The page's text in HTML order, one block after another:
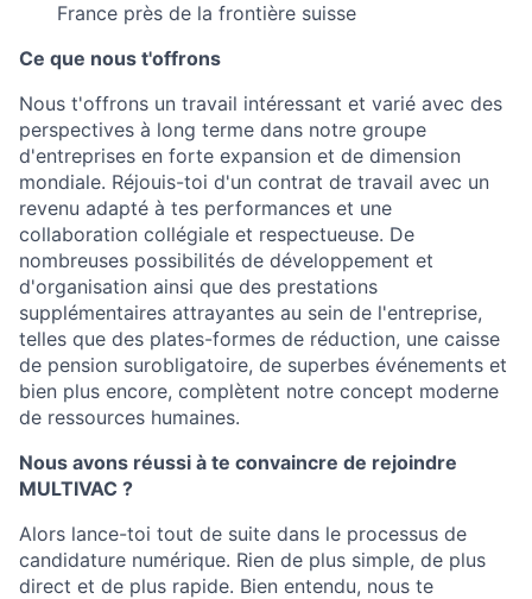
France près de la frontière suisse
Ce que nous t'offrons
Nous t'offrons un travail intéressant et varié avec des
perspectives à long terme dans notre groupe
d'entreprises en forte expansion et de dimension
mondiale. Réjouis-toi d'un contrat de travail avec un
revenu adapté à tes performances et une
collaboration collégiale et respectueuse. De
nombreuses possibilités de développement et
d'organisation ainsi que des prestations
supplémentaires attrayantes au sein de l'entreprise,
telles que des plates-formes de réduction, une caisse
de pension surobligatoire, de superbes événements et
bien plus encore, complètent notre concept moderne
de ressources humaines.
Nous avons réussi à te convaincre de rejoindre
MULTIVAC ?
Alors lance-toi tout de suite dans le processus de
candidature numérique. Rien de plus simple, de plus
direct et de plus rapide. Bien entendu, nous te